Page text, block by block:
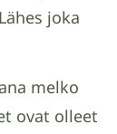
joka
melko
ovat olleet